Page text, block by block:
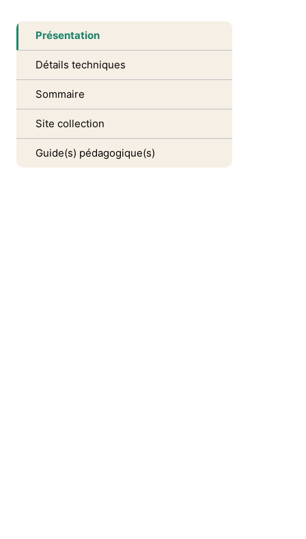
Présentation
Détails techniques
Sommaire
Site collection
Guide(s) pédagogique(s)